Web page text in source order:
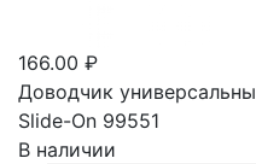
166.00 ₽
Доводчик
Slide-On 99551
В наличии